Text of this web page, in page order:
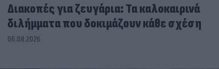
Διακοπές για ζευγάρια: Τα καλοκαιρινά
διλήμματα που δοκιμάζουν κάθε σχέση
06.08.2026